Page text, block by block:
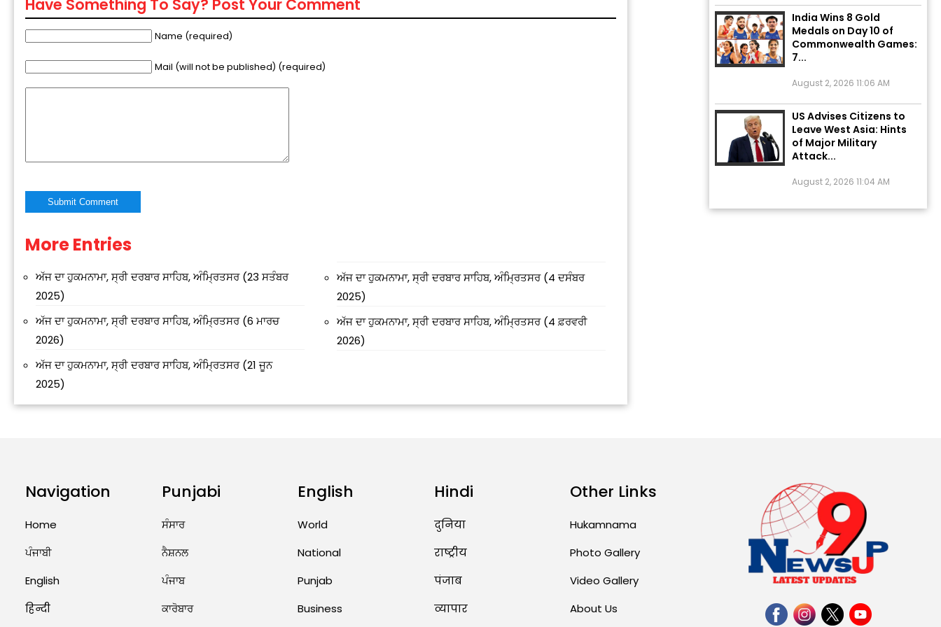
Have Something To Say? Post Your Comment
Name (required)
Mail (will not be published) (required)
Alternative:
More Entries
ਅੱਜ ਦਾ ਹੁਕਮਨਾਮਾ, ਸ੍ਰੀ ਦਰਬਾਰ ਸਾਹਿਬ, ਅੰਮ੍ਰਿਤਸਰ (23 ਸਤੰਬਰ
2025)
ਅੱਜ ਦਾ ਹੁਕਮਨਾਮਾ, ਸ੍ਰੀ ਦਰਬਾਰ ਸਾਹਿਬ, ਅੰਮ੍ਰਿਤਸਰ (6 ਮਾਰਚ
2026)
ਅੱਜ ਦਾ ਹੁਕਮਨਾਮਾ, ਸ੍ਰੀ ਦਰਬਾਰ ਸਾਹਿਬ, ਅੰਮ੍ਰਿਤਸਰ (21 ਜੂਨ
2025)
ਅੱਜ ਦਾ ਹੁਕਮਨਾਮਾ, ਸ੍ਰੀ ਦਰਬਾਰ ਸਾਹਿਬ, ਅੰਮ੍ਰਿਤਸਰ (4 ਦਸੰਬਰ
2025)
ਅੱਜ ਦਾ ਹੁਕਮਨਾਮਾ, ਸ੍ਰੀ ਦਰਬਾਰ ਸਾਹਿਬ, ਅੰਮ੍ਰਿਤਸਰ (4 ਫ਼ਰਵਰੀ
2026)
India Wins 8 Gold
Medals on Day 10 of
Commonwealth Games:
7...
US Advises Citizens to
Leave West Asia: Hints
of Major Military
Attack...
Sisters Marry Twin
India Wins 8 Gold
Medals on Day 10 of
Commonwealth Games:
August 2, 2026 11:06 AM
Leave West Asia: Hints
of Major Military
Navigation
Home
ਪੰਜਾਬੀ
English
हिन्दी
Punjabi
ਸੰਸਾਰ
ਨੈਸ਼ਨਲ
ਪੰਜਾਬ
ਕਾਰੋਬਾਰ
English
World
National
Punjab
Business
Hindi
दुनिया
राष्ट्रीय
पंजाब
व्यापार
Other Links
Hukamnama
Photo Gallery
Video Gallery
About Us